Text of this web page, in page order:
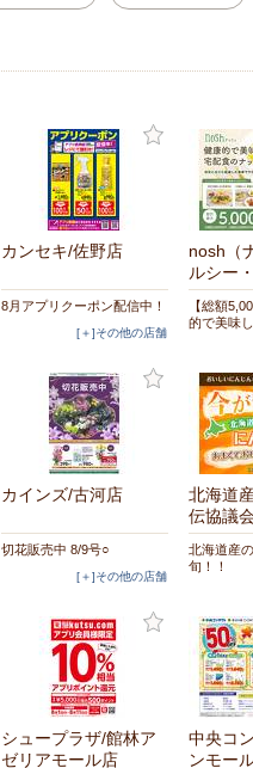
カンセキ/佐野店
8月アプリクーポン配信中！
[＋]その他の店舗
nosh（
ルシー
【総額
的で美味
カインズ/古河店
切花販売中 8/9号○
[＋]その他の店舗
北海道
伝協議
北海道産
旬！！
シュープラザ/館林ア
ゼリアモール店
中央コ
ンモー